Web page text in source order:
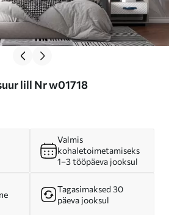
lill Nr w01718
Valmis
kohaletoimetamiseks
1–3 tööpäeva jooksul
Tagasimaksed 30
päeva jooksul